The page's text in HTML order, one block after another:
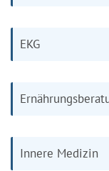
EKG
Innere Medizin